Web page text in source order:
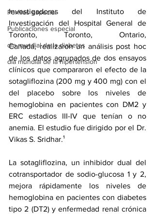
Perfiles especial
Publicaciones especial
dia mundial de la diabetes
dia mundial de la hipertension
Investigadores del Instituto de
Investigación del Hospital General de
Toronto, Toronto, Ontario,
Canadá, realizaron un análisis post hoc
de los datos agrupados de dos ensayos
clínicos que compararon el efecto de la
sotagliflozina (200 mg y 400 mg) con el
del placebo sobre los niveles de
hemoglobina en pacientes con DM2 y
ERC estadios III-IV que tenían o no
anemia. El estudio fue dirigido por el Dr.
Vikas S. Sridhar.¹
La sotagliflozina, un inhibidor dual del
cotransportador de sodio-glucosa 1 y 2,
mejora rápidamente los niveles de
hemoglobina en pacientes con diabetes
tipo 2 (DT2) y enfermedad renal crónica